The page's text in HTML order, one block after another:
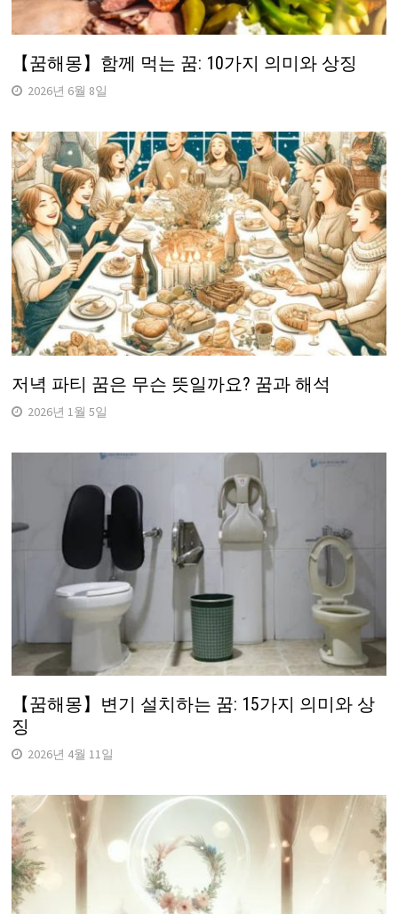
【꿈해몽】함께 먹는 꿈: 10가지 의미와 상징
2026년 6월 8일
저녁 파티 꿈은 무슨 뜻일까요? 꿈과 해석
2026년 1월 5일
【꿈해몽】변기 설치하는 꿈: 15가지 의미와 상
징
2026년 4월 11일